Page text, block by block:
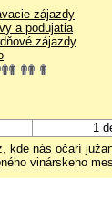
zájazdy
a podujatia
zájazdy
1
kde nás očarí
vinárskeho